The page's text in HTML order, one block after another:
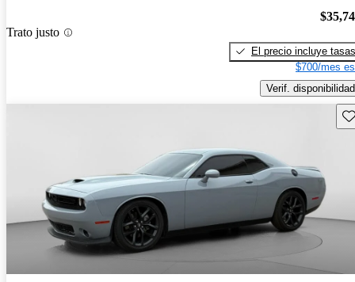
Trato justo
El precio incluye tasas
$700/mes
Verif. disponibilidad